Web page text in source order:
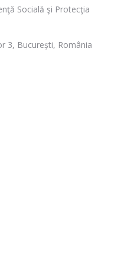
Socială şi Protecţia
3, București, România